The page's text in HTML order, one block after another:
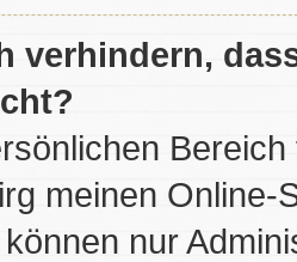
verhindern,
meinen Online-
nur